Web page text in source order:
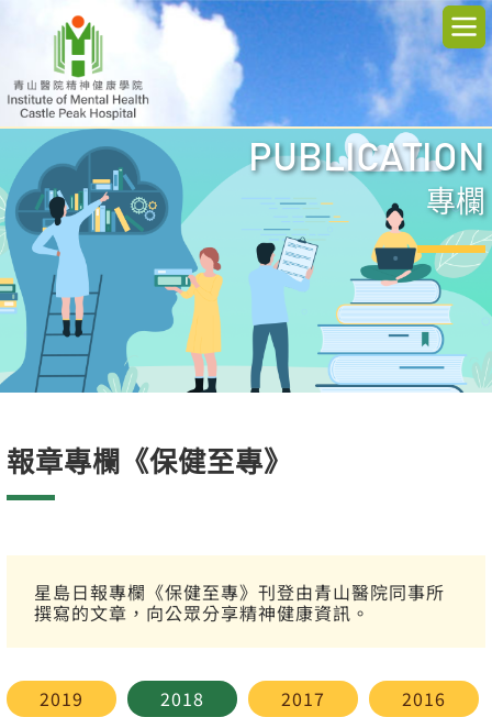
PUBLICATION
專欄
報章專欄《保健至專》
星島日報專欄《保健至專》刊登由青山醫院同事所
撰寫的文章，向公眾分享精神健康資訊。
2019 2018 2017
2016